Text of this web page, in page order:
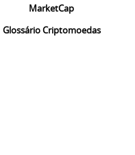
MarketCap
Glossário Criptomoedas